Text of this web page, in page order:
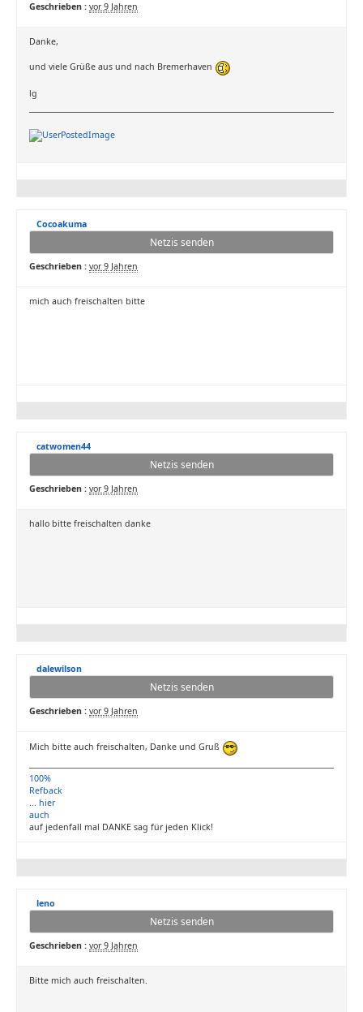
Geschrieben : vor 9 Jahren
Danke,
und viele Grüße aus und nach Bremerhaven
lg
Cocoakuma
Netzis senden
Geschrieben : vor 9 Jahren
mich auch freischalten bitte
catwomen44
Netzis senden
Geschrieben : vor 9 Jahren
hallo bitte freischalten danke
dalewilson
Netzis senden
Geschrieben : vor 9 Jahren
Mich bitte auch freischalten, Danke und Gruß
100%
Refback
... hier
auch
auf jedenfall mal DANKE sag für jeden Klick!
leno
Netzis senden
Geschrieben : vor 9 Jahren
Bitte mich auch freischalten.